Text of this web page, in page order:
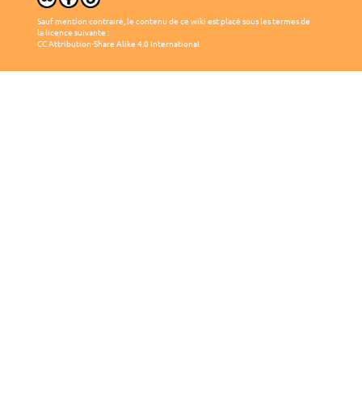
Sauf mention contraire, le contenu de ce wiki est placé sous les termes de
la licence suivante :
CC Attribution-Share Alike 4.0 International